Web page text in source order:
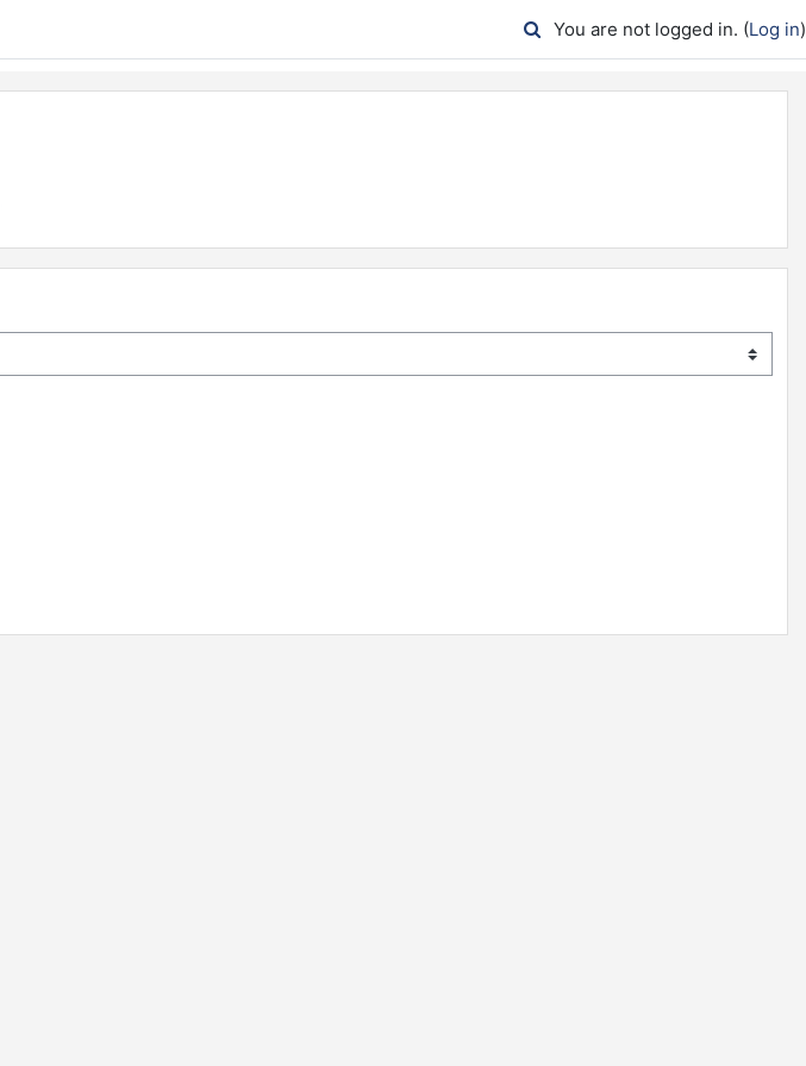
You are not logged in. (Log in)